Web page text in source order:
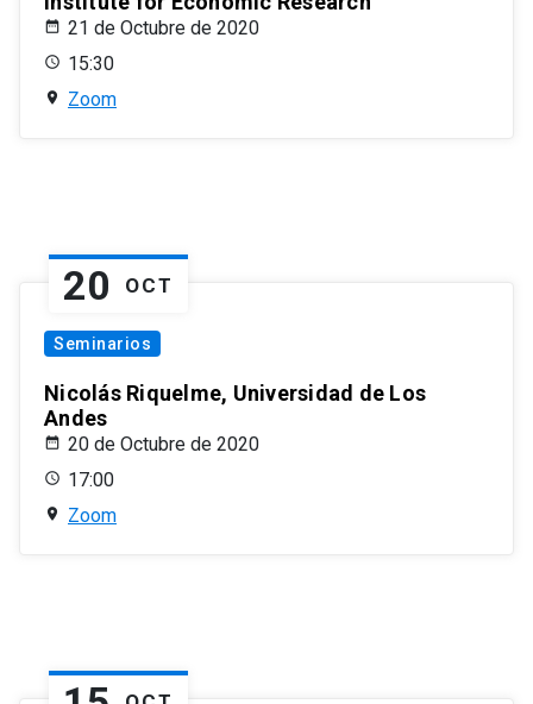
21 de Octubre de 2020
15:30
Zoom
20 OCT
Seminarios
Nicolás Riquelme, Universidad de Los
Andes
20 de Octubre de 2020
17:00
Zoom